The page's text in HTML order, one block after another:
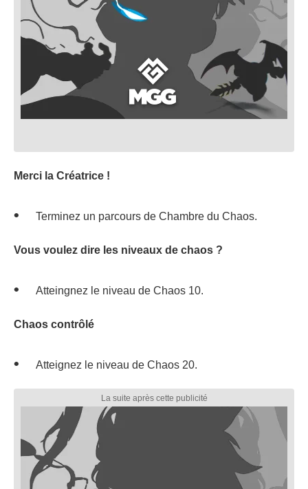
Merci la Créatrice !
Terminez un parcours de Chambre du Chaos.
Vous voulez dire les niveaux de chaos ?
Atteingnez le niveau de Chaos 10.
Chaos contrôlé
Atteignez le niveau de Chaos 20.